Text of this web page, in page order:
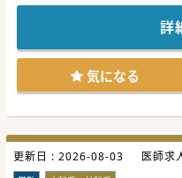
ります。
■高齢者の全身管理なら
れまでのご専門科目を一
す。
■多職種のスタッフと円
設の充実と発展に寄与し
します。
■ご利用者様一人ひとり
ら、温かみのある介護と
います。
■生活機能の維持や改善に
齢者の健やかな日常を支
詳
気になる
更新日 : 2026-08-03 医師求